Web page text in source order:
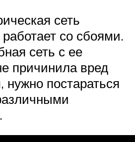
сеть
со сбоями.
сеть с ее
причинила вред
постараться